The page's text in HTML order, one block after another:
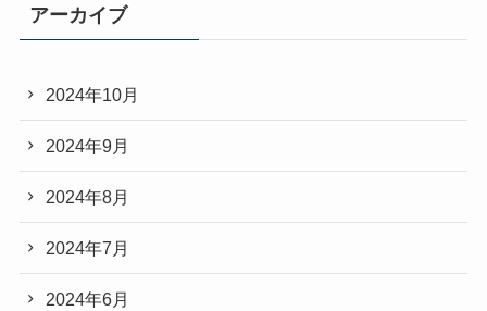
アーカイブ
2024年10月
2024年9月
2024年8月
2024年7月
2024年6月